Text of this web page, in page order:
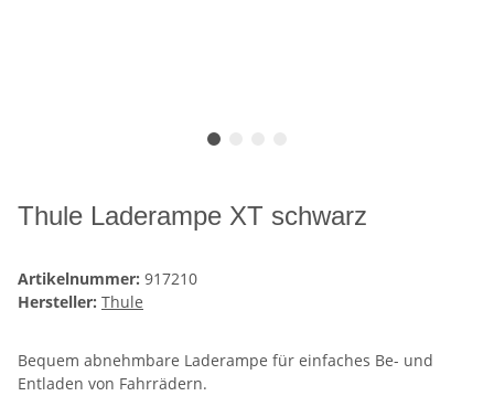
Thule Laderampe XT schwarz
Artikelnummer: 917210
Hersteller: Thule
Bequem abnehmbare Laderampe für einfaches Be- und
Entladen von Fahrrädern.